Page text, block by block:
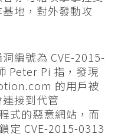
地，對外發動攻
編號為 CVE-2015-
Peter Pi 指，發現
的用戶被
接到代管
式的惡意網站，而
定 CVE-2015-0313